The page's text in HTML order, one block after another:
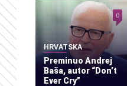
HRVATSKA
Preminuo Andrej
Baša, autor “Don’t
Ever Cry”
0